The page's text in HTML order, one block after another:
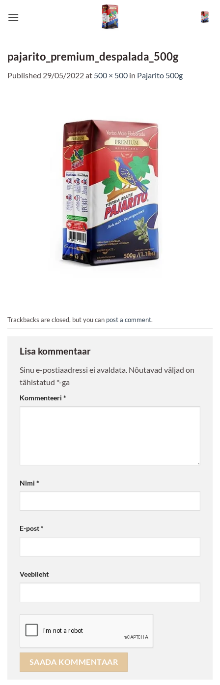
pajarito_premium_despalada_500g
Published 29/05/2022at 500 × 500 in Pajarito 500g
Trackbacks are closed, but you can post a comment.
Lisa kommentaar
Sinu e-postiaadressi ei avaldata. Nõutavad väljad on
tähistatud *-ga
Kommenteeri *
Nimi *
E-post*
Veebileht